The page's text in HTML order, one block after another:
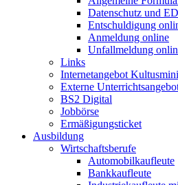
Datenschutz und
Entschuldigung
Anmeldung online
Unfallmeldung
Links
Internetangebot
Externe
BS2 Digital
Jobbörse
Ermäßigungsticket
Ausbildung
Wirtschaftsberufe
Automobilkaufleute
Bankkaufleute